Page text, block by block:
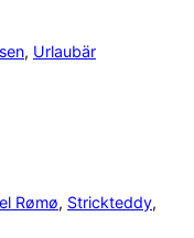
, Urlaubär
Rømø, Strickteddy